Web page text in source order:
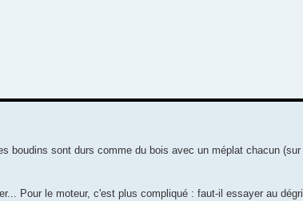
boudins sont durs comme du bois avec un méplat chacun (sur
Pour le moteur, c'est plus compliqué : faut-il essayer au